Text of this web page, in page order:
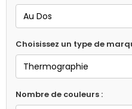
Choisissez un type de
Nombre de couleurs :